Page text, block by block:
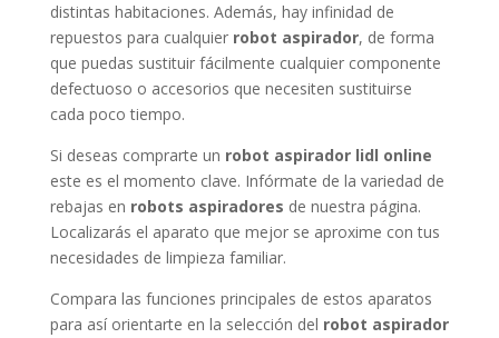
distintas habitaciones. Además, hay infinidad de
repuestos para cualquier robot aspirador, de forma
que puedas sustituir fácilmente cualquier componente
defectuoso o accesorios que necesiten sustituirse
cada poco tiempo.
Si deseas comprarte un robot aspirador lidl online
este es el momento clave. Infórmate de la variedad de
rebajas en robots aspiradores de nuestra página.
Localizarás el aparato que mejor se aproxime con tus
necesidades de limpieza familiar.
Compara las funciones principales de estos aparatos
para así orientarte en la selección del robot aspirador